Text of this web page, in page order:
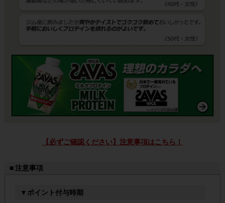
【必ずご確認ください】注意事項はこちら！
■ 注意事項
▼ポイント付与時期